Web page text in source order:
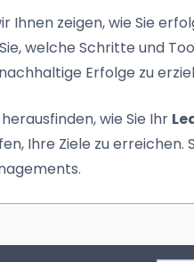
Ihnen zeigen, wie Sie
welche Schritte und
Erfolge zu
wie Sie Ihr
Ihre Ziele zu erreichen.